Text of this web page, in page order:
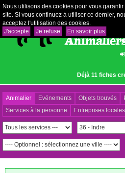
Nous utilisons des cookies pour vous
site. Si vous continuez à utiliser ce dernier,
acceptez l'utilisation des cookies.
J'accepte
Je refuse En savoir plus
Déjà 11 fiches
Animalier Evénements Objets trouvés
Services à la personne
Entreprises locales